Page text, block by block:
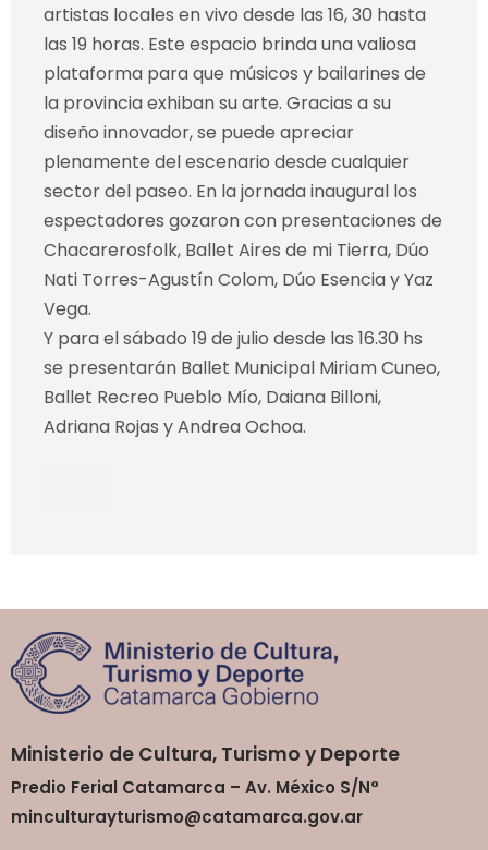
artistas locales en vivo desde las 16, 30 hasta
las 19 horas. Este espacio brinda una valiosa
plataforma para que músicos y bailarines de
la provincia exhiban su arte. Gracias a su
diseño innovador, se puede apreciar
plenamente del escenario desde cualquier
sector del paseo. En la jornada inaugural los
espectadores gozaron con presentaciones de
Chacarerosfolk, Ballet Aires de mi Tierra, Dúo
Nati Torres-Agustín Colom, Dúo Esencia y Yaz
Vega.
Y para el sábado 19 de julio desde las 16.30 hs
se presentarán Ballet Municipal Miriam Cuneo,
Ballet Recreo Pueblo Mío, Daiana Billoni,
Adriana Rojas y Andrea Ochoa.
Ministerio de Cultura, Turismo y Deporte
Predio Ferial Catamarca – Av. México S/N°
minculturayturismo@catamarca.gov.ar